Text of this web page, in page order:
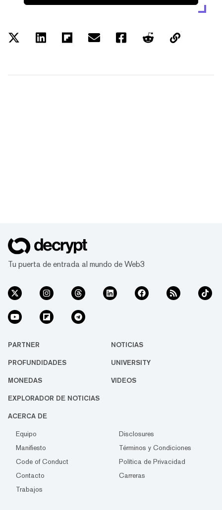
Tu puerta de entrada al mundo de Web3
PARTNER NOTICIAS
PROFUNDIDADES UNIVERSITY
MONEDAS VIDEOS
EXPLORADOR DE NOTICIAS
ACERCA DE
Equipo
Disclosures
Manifiesto
Términos y Condiciones
Code of Conduct
Política de Privacidad
Contacto
Carreras
Trabajos